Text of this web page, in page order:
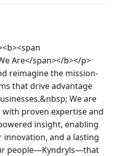
Are</span></b></p>
reimagine the mission-
that drive advantage
We are
proven expertise and
insight, enabling
and a lasting
people—Kyndryls—that